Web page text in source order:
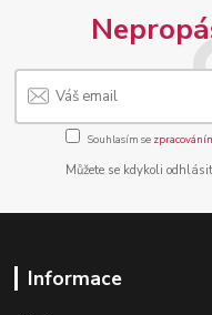
Souhlasím se
Můžete se kdykoli
Informace